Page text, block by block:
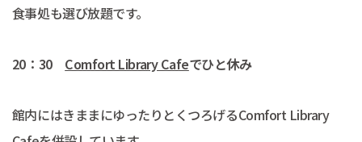
食事処も選び放題です。
20：30 Comfort Library Cafeでひと休み
館内にはきままにゆったりとくつろげるComfort Library